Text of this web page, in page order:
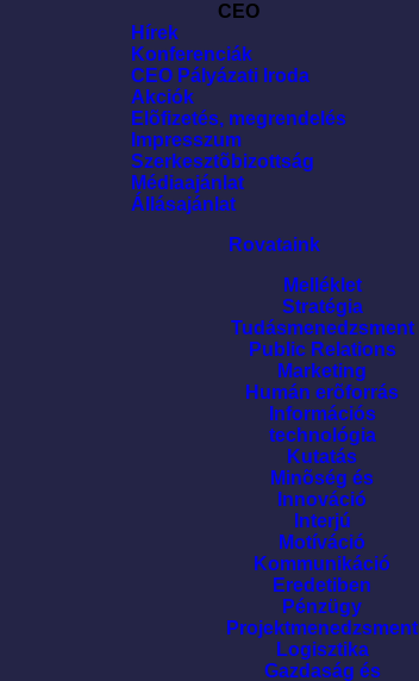
CEO
Hírek
Konferenciák
CEO Pályázati Iroda
Akciók
Elõfizetés, megrendelés
Impresszum
Szerkesztõbizottság
Médiaajánlat
Állásajánlat
Rovataink
Melléklet
Stratégia
Tudásmenedzsment
Public Relations
Marketing
Humán erõforrás
Információs
technológia
Kutatás
Minõség és
Innováció
Interjú
Motíváció
Kommunikáció
Eredetiben
Pénzügy
Projektmenedzsment
Logisztika
Gazdaság és